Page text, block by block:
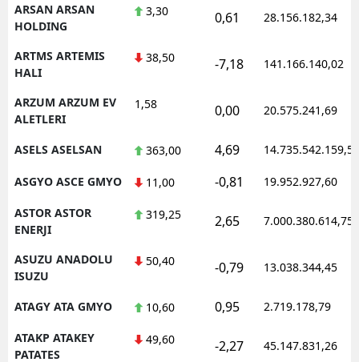
ARSAN ARSAN
HOLDING
3,30 0,61 28.156.182,34
ARTMS ARTEMIS
HALI
38,50 -7,18 141.166.140,02
ARZUM ARZUM EV
ALETLERI
1,58 0,00 20.575.241,69
ASELS ASELSAN 363,00 4,69 14.735.542.159,50
ASGYO ASCE GMYO 11,00 -0,81 19.952.927,60
ASTOR ASTOR
ENERJI
319,25 2,65 7.000.380.614,75
ASUZU ANADOLU
ISUZU
50,40 -0,79 13.038.344,45
ATAGY ATA GMYO 10,60 0,95 2.719.178,79
ATAKP ATAKEY
PATATES
49,60 -2,27 45.147.831,26